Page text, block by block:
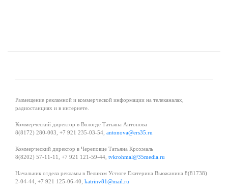
Размещение рекламной и коммерческой информации на телеканалах,
радиостанциях и в интернете.
Коммерческий директор в Вологде Татьяна Антонова
8(8172) 280-003, +7 921 235-03-54, antonova@ers35.ru
Коммерческий директор в Череповце Татьяна Крохмаль
8(8202) 57-11-11, +7 921 121-59-44, tvkrohmal@35media.ru
Начальник отдела рекламы в Великом Устюге Екатерина Вьюжанина 8(81738)
2-04-44, +7 921 125-06-40, katrinv81@mail.ru